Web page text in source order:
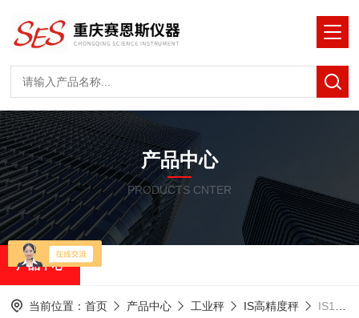
产品中心
PRODUCTS CNTER
产品中心
当前位置： 首页 产品中心 工业秤 IS高精度秤 IS150IGG-HOCEIS高精度数字称重平台